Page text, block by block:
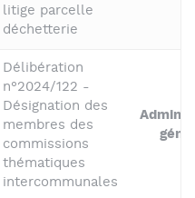
litige parcelle
déchetterie
Délibération
n°2024/122 -
Désignation des
membres des
commissions
thématiques
intercommunales